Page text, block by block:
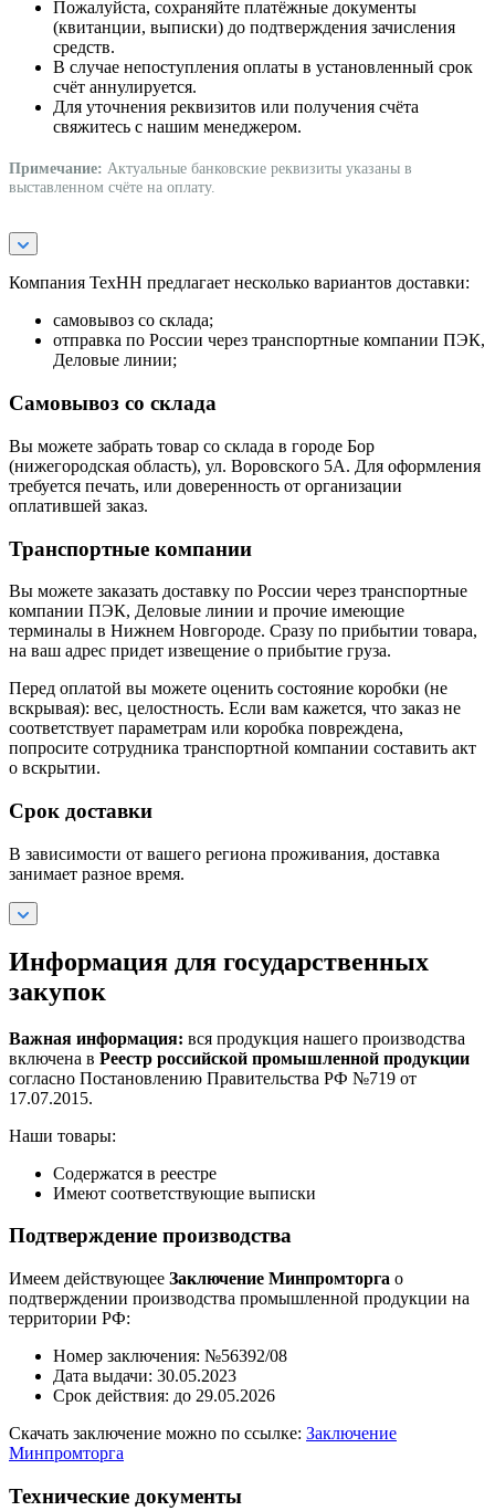
Пожалуйста, сохраняйте платёжные документы
(квитанции, выписки) до подтверждения зачисления
средств.
В случае непоступления оплаты в установленный срок
счёт аннулируется.
Для уточнения реквизитов или получения счёта
свяжитесь с нашим менеджером.
Примечание: Актуальные банковские реквизиты указаны в
выставленном счёте на оплату.
Компания ТехНН предлагает несколько вариантов доставки:
самовывоз со склада;
отправка по России через транспортные компании ПЭК,
Деловые линии;
Самовывоз со склада
Вы можете забрать товар со склада в городе Бор
(нижегородская область), ул. Воровского 5А. Для оформления
требуется печать, или доверенность от организации
оплатившей заказ.
Транспортные компании
Вы можете заказать доставку по России через транспортные
компании ПЭК, Деловые линии и прочие имеющие
терминалы в Нижнем Новгороде. Сразу по прибытии товара,
на ваш адрес придет извещение о прибытие груза.
Перед оплатой вы можете оценить состояние коробки (не
вскрывая): вес, целостность. Если вам кажется, что заказ не
соответствует параметрам или коробка повреждена,
попросите сотрудника транспортной компании составить акт
о вскрытии.
Срок доставки
В зависимости от вашего региона проживания, доставка
занимает разное время.
Информация для государственных
закупок
Важная информация: вся продукция нашего производства
включена в Реестр российской промышленной продукции
согласно Постановлению Правительства РФ №719 от
17.07.2015.
Наши товары:
Содержатся в реестре
Имеют соответствующие выписки
Подтверждение производства
Имеем действующее Заключение Минпромторга о
подтверждении производства промышленной продукции на
территории РФ:
Номер заключения: №56392/08
Дата выдачи: 30.05.2023
Срок действия: до 29.05.2026
Скачать заключение можно по ссылке: Заключение
Минпромторга
Технические документы